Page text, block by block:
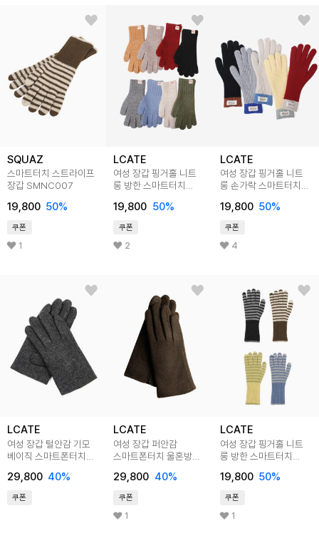
SQUAZ
스마트터치 스트라이프
장갑 SMNC007
19,800 50%
쿠폰
1
LCATE
여성 장갑 핑거홀 니트
롱 방한 스마트터치
19,800 50%
쿠폰
2
LCATE
여성 장갑 핑거홀 니트
롱 손가락 스마트터치
19,800 50%
쿠폰
4
LCATE
여성 장갑 털안감 기모
베이직 스마트폰터치
29,800 40%
쿠폰
LCATE
여성 장갑 퍼안감
스마트폰터치 울혼방
29,800 40%
쿠폰
1
LCATE
여성 장갑 핑거홀 니트
롱 방한 스마트터치
LMNC010
19,800 50%
쿠폰
1